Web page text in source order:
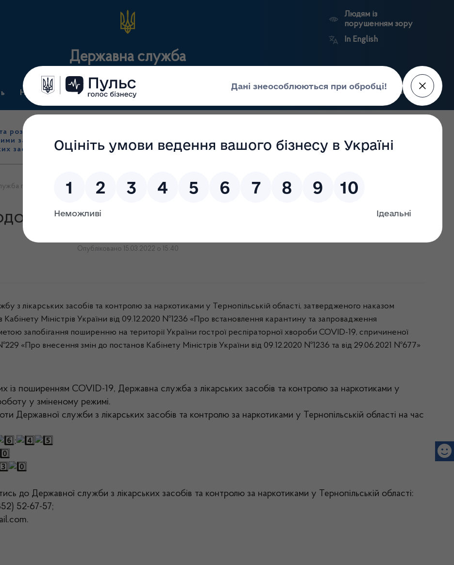
Державна служба
Людям із
порушенням зору
In English
Нормативні документи Для громадськості Прес-центр Пошук
роздрібна торгівля
засобами, імпорт
засобів (крім АФІ)
нагляд
(контроль)
засобів, крові та
сертифікація
нагляд
реєстри
портал
Держлікслужби
продовжує свою роботу в умовах карантину!
свою роботу в умовах карантину!
Опубліковано 15.03.2022 о 15:40
з лікарських засобів та контролю за наркотиками у Тернопільській області, затвердженого наказом
Міністрів України від 09.12.2020 №1236 «Про встановлення карантину та запровадження
запобігання поширенню на території України гострої респіраторної хвороби COVID-19, спричиненої
«Про внесення змін до постанов Кабінету Міністрів України від 09.12.2020 №1236 та від 29.06.2021 №677»
із поширенням COVID-19, Державна служба з лікарських засобів та контролю за наркотиками у
у зміненому режимі.
Державної служби з лікарських засобів та контролю за наркотиками у Тернопільській області на час
:
до Державної служби з лікарських засобів та контролю за наркотиками у Тернопільській області:
52-67-57;